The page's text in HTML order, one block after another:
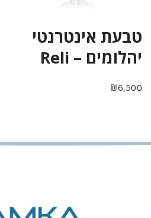
טבעת אינטרנטי
יהלומים – Reli
₪6,500